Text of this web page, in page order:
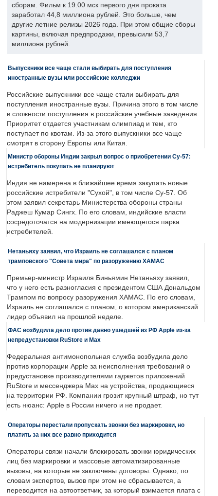
сборам. Фильм к 19.00 мск первого дня проката
заработал 44,8 миллиона рублей. Это больше, чем
другие летние релизы 2026 года. При этом общие сборы
картины, включая предпродажи, превысили 53,7
миллиона рублей.
Выпускники все чаще стали выбирать для поступления
иностранные вузы или российские колледжи
Российские выпускники все чаще стали выбирать для
поступления иностранные вузы. Причина этого в том числе
в сложности поступления в российские учебные заведения.
Приоритет отдается участникам олимпиад и тем, кто
поступает по квотам. Из-за этого выпускники все чаще
смотрят в сторону Европы или Китая.
Министр обороны Индии закрыл вопрос о приобретении Су-57:
истребитель покупать не планируют
Индия не намерена в ближайшее время закупать новые
российские истребители "Сухой", в том числе Су-57. Об
этом заявил секретарь Министерства обороны страны
Раджеш Кумар Сингх. По его словам, индийские власти
сосредоточатся на модернизации имеющегося парка
истребителей.
Нетаньяху заявил, что Израиль не соглашался с планом
трамповского "Совета мира" по разоружению ХАМАС
Премьер-министр Израиля Биньямин Нетаньяху заявил,
что у него есть разногласия с президентом США Дональдом
Трампом по вопросу разоружения ХАМАС. По его словам,
Израиль не соглашался с планом, о котором американский
лидер объявил на прошлой неделе.
ФАС возбудила дело против давно ушедшей из РФ Apple из-за
непредустановки RuStore и Max
Федеральная антимонопольная служба возбудила дело
против корпорации Apple за неисполнения требований о
предустановке производителями гаджетов приложений
RuStore и мессенджера Max на устройства, продающиеся
на территории РФ. Компании грозит крупный штраф, но тут
есть нюанс: Apple в России ничего и не продает.
Операторы перестали пропускать звонки без маркировки, но
платить за них все равно приходится
Операторы связи начали блокировать звонки юридических
лиц без маркировки и массовые автоматизированные
вызовы, на которые не заключены договоры. Однако, по
словам экспертов, вызов при этом не сбрасывается, а
переводится на автоответчик, за который взимается плата с